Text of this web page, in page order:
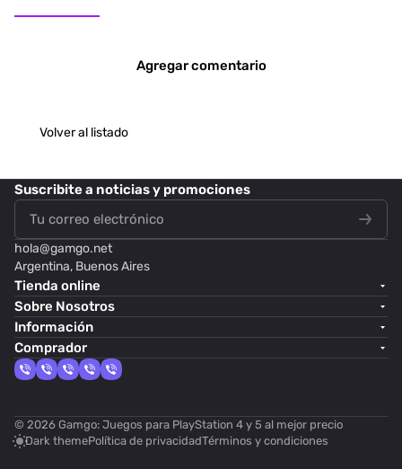
Agregar comentario
Volver al listado
Suscribitea noticias y promociones
hola@gamgo.net
Argentina, Buenos Aires
Tienda online
Sobre Nosotros
Información
Comprador
© 2026 Gamgo: Juegos para PlayStation 4 y 5 al mejor precio
Dark themePolítica de privacidadTérminos y condiciones